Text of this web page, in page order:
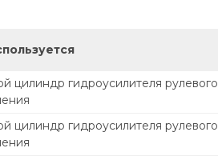
цилиндр гидроусилителя рулевого
цилиндр гидроусилителя рулевого